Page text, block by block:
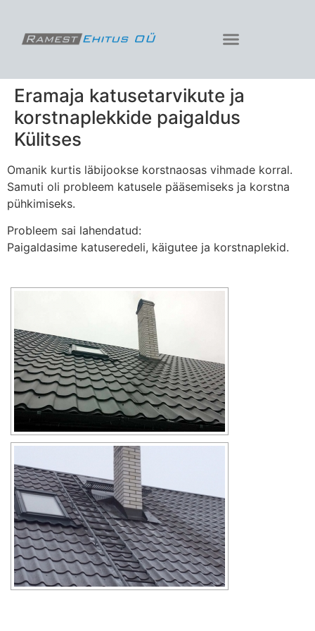
Eramaja katusetarvikute ja
korstnaplekkide paigaldus
Külitses
Omanik kurtis läbijookse korstnaosas vihmade korral.
Samuti oli probleem katusele pääsemiseks ja korstna
pühkimiseks.
Probleem sai lahendatud:
Paigaldasime katuseredeli, käigutee ja korstnaplekid.